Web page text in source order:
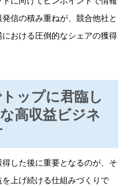
信の積み重ねが、競合他社と
おける圧倒的なシェアの獲得
ップに君臨し
高収益ビジネ
した後に重要となるのが、そ
上げ続ける仕組みづくりで